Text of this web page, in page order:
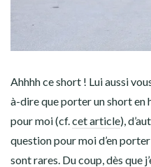
Ahhhh ce short ! Lui aussi
à-dire que porter un short en
pour moi (cf.cet article),
question pour moi d’en
sont rares. Du coup, dès que